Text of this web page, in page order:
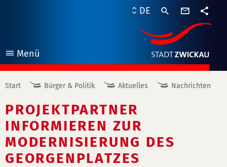
Menü
öffnen
DE
Start Bürger & Politik Aktuelles Nachrichten
PROJEKTPARTNER
INFORMIEREN ZUR
MODERNISIERUNG DES
GEORGENPLATZES